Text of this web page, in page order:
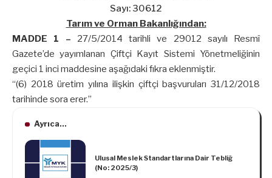
Sayı: 30612
Tarım ve Orman Bakanlığından:
MADDE 1 – 27/5/2014 tarihli ve 29012 sayılı Resmî
Gazete’de yayımlanan Çiftçi Kayıt Sistemi Yönetmeliğinin
geçici 1 inci maddesine aşağıdaki fıkra eklenmiştir.
“(6) 2018 üretim yılına ilişkin çiftçi başvuruları 31/12/2018
tarihinde sora erer.”
Ayrıca...
Ulusal Meslek Standartlarına Dair Tebliğ
(No: 2025/3)